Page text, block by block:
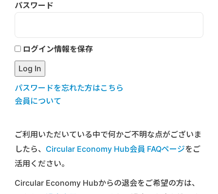
パスワード
ログイン情報を保存
パスワードを忘れた方はこちら
会員について
ご利用いただいている中で何かご不明な点がございま
したら、 Circular Economy Hub会員 FAQページをご
活用ください。
Circular Economy Hubからの退会をご希望の方は、